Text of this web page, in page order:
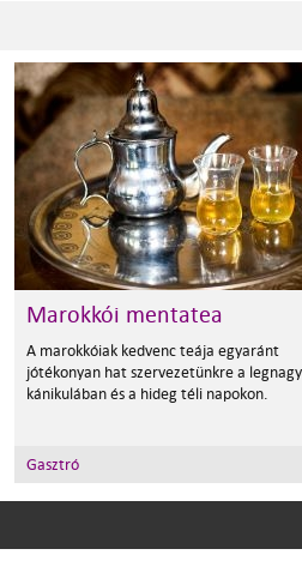
Marokkói mentatea
A marokkóiak kedvenc teája egyaránt
jótékonyan hat szervezetünkre a
kánikulában és a hideg téli napokon.
Gasztró